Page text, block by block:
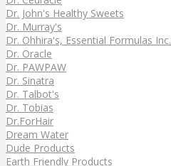
Dr. John's Healthy Sweets
Dr. Murray's
Dr. Ohhira's, Essential Formulas Inc.
Dr. Oracle
Dr. PAWPAW
Dr. Sinatra
Dr. Talbot's
Dr. Tobias
Dr.ForHair
Dream Water
Dude Products
Earth Friendly Products